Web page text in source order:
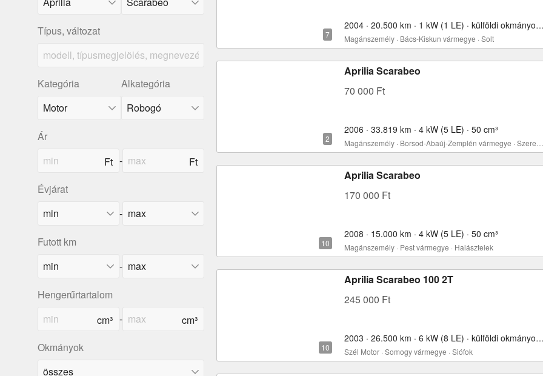
Típus, változat
Kategória Alkategória
Ár
-
Évjárat
-
Futott km
-
Hengerűrtartalom
-
Okmányok
2004 · 20.500 km · 1 kW (1 LE) · külföldi okmányokkal · 100 cm³
Magánszemély · Bács-Kiskun vármegye · Solt
Aprilia Scarabeo
70 000 Ft
2006 · 33.819 km · 4 kW (5 LE) · 50 cm³
Aprilia Scarabeo
170 000 Ft
2008 · 15.000 km · 4 kW (5 LE) · 50 cm³
Magánszemély · Pest vármegye · Halásztelek
Aprilia Scarabeo 100 2T
245 000 Ft
2003 · 26.500 km · 6 kW (8 LE) · külföldi okmányokkal · 101 cm³
Szél Motor · Somogy vármegye · Siófok